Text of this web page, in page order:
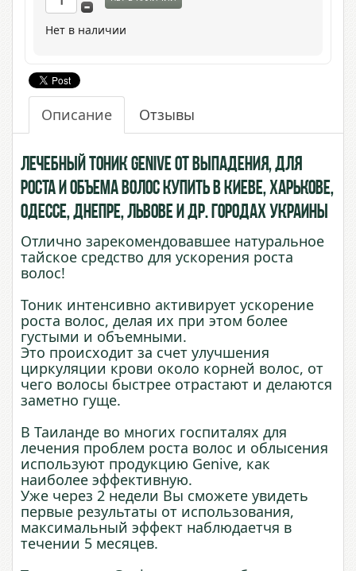
Нет в наличии
Описание Отзывы
Лечебный Тоник Genive от выпадения, для
роста и объема волос купить в Киеве, Харькове,
Одессе, Днепре, Львове и др. городах Украины
Отлично зарекомендовавшее натуральное
тайское средство для ускорения роста
волос!
Тоник интенсивно активирует ускорение
роста волос, делая их при этом более
густыми и объемными.
Это происходит за счет улучшения
циркуляции крови около корней волос, от
чего волосы быстрее отрастают и делаются
заметно гуще.
В Таиланде во многих госпиталях для
лечения проблем роста волос и облысения
используют продукцию Genive, как
наиболее эффективную.
Уже через 2 недели Вы сможете увидеть
первые результаты от использования,
максимальный эффект наблюдаетчя в
течении 5 месяцев.